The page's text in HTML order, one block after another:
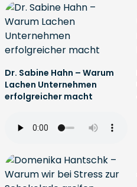
Dr. Sabine Hahn – Warum
Lachen Unternehmen
erfolgreicher macht